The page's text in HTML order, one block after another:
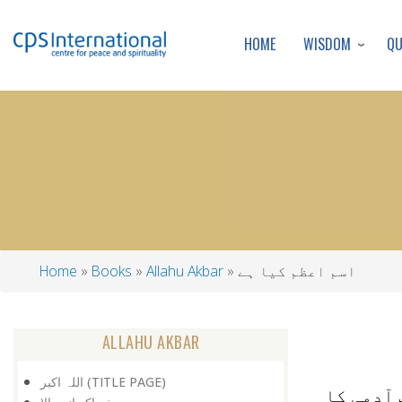
HOME WISDOM
Home Books Allahu Akbar اسم اعظم کیا ہے
ALLAHU AKBAR
اللہ اکبر (TITLE PAGE)
آدمی کا